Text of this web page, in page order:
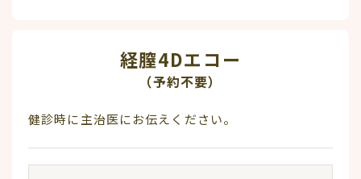
経膣4Dエコー
（予約不要）
健診時に主治医にお伝えください。